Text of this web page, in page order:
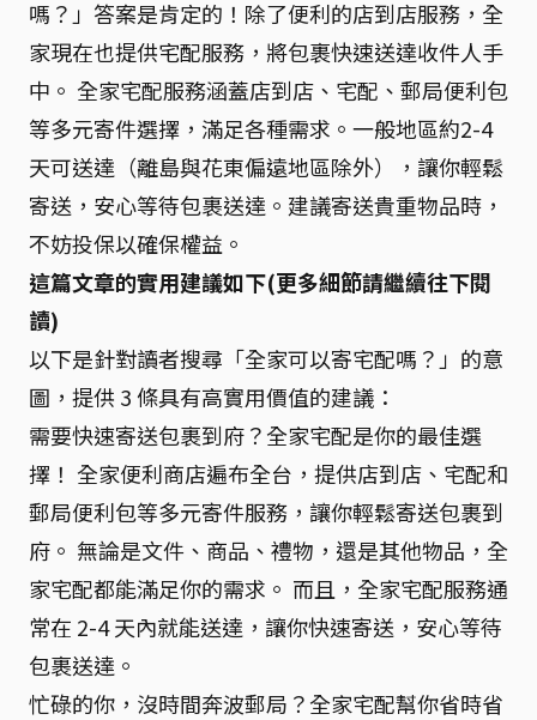
嗎？」答案是肯定的！除了便利的店到店服務，全
家現在也提供宅配服務，將包裹快速送達收件人手
中。 全家宅配服務涵蓋店到店、宅配、郵局便利包
等多元寄件選擇，滿足各種需求。一般地區約2-4
天可送達（離島與花東偏遠地區除外），讓你輕鬆
寄送，安心等待包裹送達。建議寄送貴重物品時，
不妨投保以確保權益。
這篇文章的實用建議如下(更多細節請繼續往下閱
讀)
以下是針對讀者搜尋「全家可以寄宅配嗎？」的意
圖，提供 3 條具有高實用價值的建議：
需要快速寄送包裹到府？全家宅配是你的最佳選
擇！ 全家便利商店遍布全台，提供店到店、宅配和
郵局便利包等多元寄件服務，讓你輕鬆寄送包裹到
府。 無論是文件、商品、禮物，還是其他物品，全
家宅配都能滿足你的需求。 而且，全家宅配服務通
常在 2-4 天內就能送達，讓你快速寄送，安心等待
包裹送達。
忙碌的你，沒時間奔波郵局？全家宅配幫你省時省